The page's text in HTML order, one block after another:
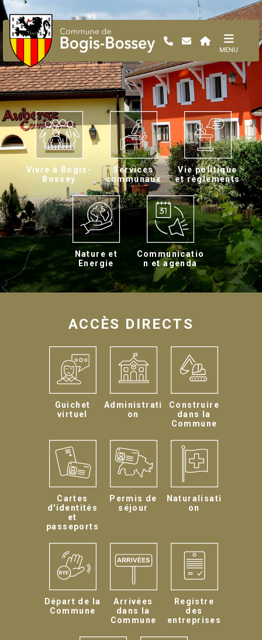
MENU
Vivre à Bogis-
Bossey
Services
communaux
Vie politique
et règlements
Nature et
Energie
Communicatio
n et agenda
ACCÈS DIRECTS
Guichet
virtuel
Administrati
on
Construire
dans la
Commune
Cartes
d'identités
et
passeports
Permis de
séjour
Naturalisati
on
Départ de la
Commune
Arrivées
dans la
Commune
Registre
des
entreprises